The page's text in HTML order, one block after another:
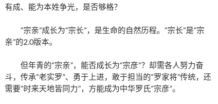
有成、能为本姓争光，是否够格？
“宗亲”成长为“宗长”，是生命的自然历程。“宗长”是“宗
亲”的2.0版本。
但年青的“宗亲”，能否成长为“宗彦”？却需各人努力奋
斗，传承“老实罗”、勇于上进，敢于担当的“罗家将”传统，还
需要“时来天地皆同力”，方能成为中华罗氏“宗彦”。